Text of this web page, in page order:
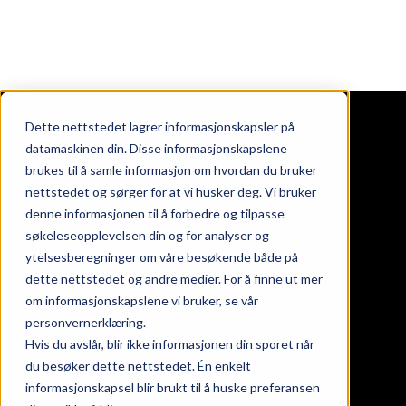
Dette nettstedet lagrer informasjonskapsler på
datamaskinen din. Disse informasjonskapslene
brukes til å samle informasjon om hvordan du bruker
nettstedet og sørger for at vi husker deg. Vi bruker
denne informasjonen til å forbedre og tilpasse
søkeleseopplevelsen din og for analyser og
ytelsesberegninger om våre besøkende både på
dette nettstedet og andre medier. For å finne ut mer
om informasjonskapslene vi bruker, se vår
personvernerklæring.
Hvis du avslår, blir ikke informasjonen din sporet når
du besøker dette nettstedet. Én enkelt
informasjonskapsel blir brukt til å huske preferansen
at work
24, 26 & 28
torg